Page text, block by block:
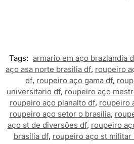
Tags: armario em aço brazlandia
aço asa norte brasilia df, roupeiro
df, roupeiro aço gama df,
universitario df, roupeiro aço
roupeiro aço planalto df, roupeiro
roupeiro aço setor o brasília,
aço st de diversões df, roupeiro
brasília df, roupeiro aço st militar